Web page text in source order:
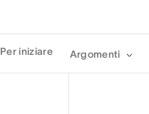
Per iniziare Argomenti